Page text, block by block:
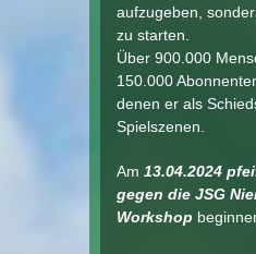
aufzugeben,
zu starten.
Über 900.000
150.000
denen er als
Spielszenen.
Am 13.04.2024
gegen die JSG
Workshop